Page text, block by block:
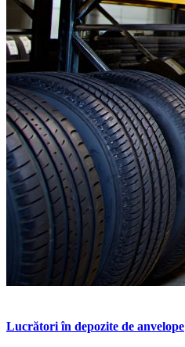
Lucrători în depozite de anvelope